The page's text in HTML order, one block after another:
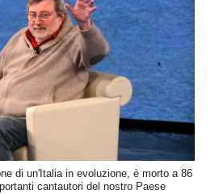
di un'Italia in evoluzione, è morto a 86
cantautori del nostro Paese